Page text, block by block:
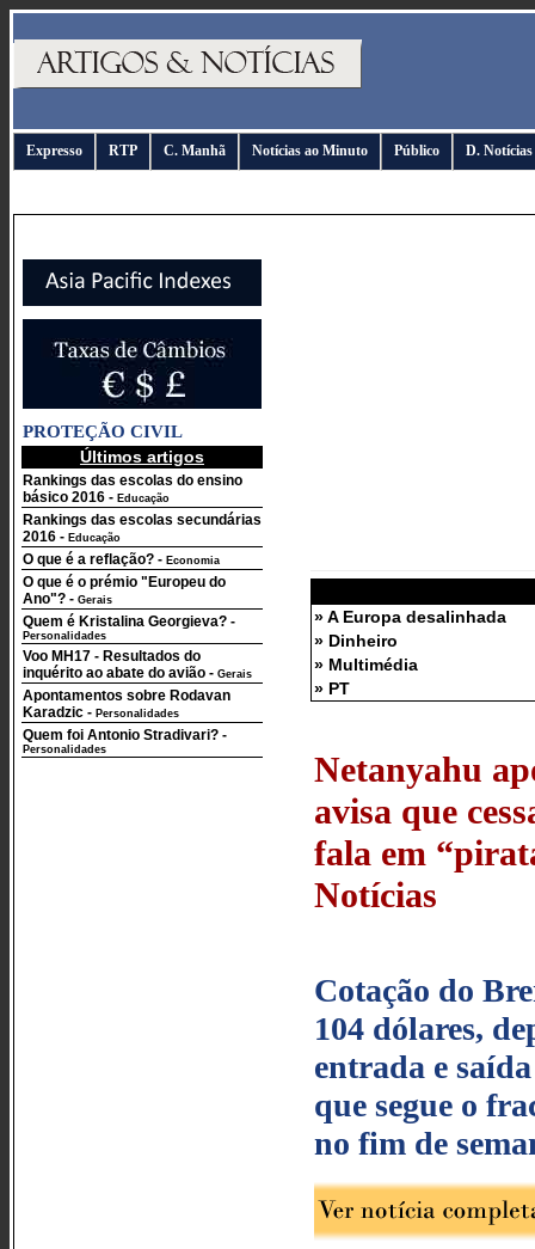
Expresso RTP C. Manhã Notícias ao Minuto Público D. Notícias
PROTEÇÃO CIVIL
Últimos artigos
Rankings das escolas do ensino
básico 2016 - Educação
Rankings das escolas secundárias
2016 - Educação
O que é a reflação? - Economia
O que é o prémio "Europeu do
Ano"? - Gerais
Quem é Kristalina Georgieva? -
Personalidades
Voo MH17 - Resultados do
inquérito ao abate do avião - Gerais
Apontamentos sobre Rodavan
Karadzic - Personalidades
Quem foi Antonio Stradivari? -
Personalidades
» A Europa desalinhada
» Dinheiro
» Multimédia
» PT
Netanyahu
avisa que
fala em
Notícias
Cotação do
104 dólares,
entrada e
que segue o
no fim de